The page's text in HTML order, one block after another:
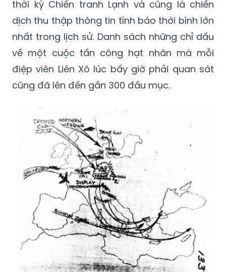
được mở rộng, trở thành chiến dịch thu thập
thông tin tình báo lớn nhất của Liên Xô trong
thời kỳ Chiến tranh Lạnh và cũng là chiến
dịch thu thập thông tin tình báo thời bình lớn
nhất trong lịch sử. Danh sách những chỉ dấu
về một cuộc tấn công hạt nhân mà mỗi
cũng đã lên đến gần 300 đầu mục.